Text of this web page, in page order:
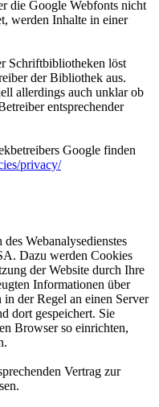
die Google Webfonts nicht
werden Inhalte in einer
Schriftbibliotheken löst
der Bibliothek aus.
allerdings auch unklar ob
entsprechender
Google finden
privacy/
Webanalysedienstes
Dazu werden Cookies
der Website durch Ihre
Informationen über
der Regel an einen Server
dort gespeichert. Sie
Browser so einrichten,
Vertrag zur